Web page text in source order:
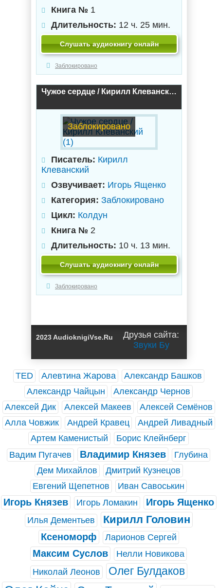
Книга № 1
Длительность: 12 ч. 25 мин.
Слушать аудиокнигу онлайн
Заблокировано
Чужое сердце / Кирилл Клеванский (1)
Заблокировано
Писатель: Кирилл
Клеванский
Озвучивает: Игорь Ященко
Категория: Заблокировано
Цикл: Колдун
Книга № 2
Длительность: 10 ч. 13 мин.
Слушать аудиокнигу онлайн
Заблокировано
2023 AudioknigiVse.Ru
Друзья сайта:
Звуки Бу
TED Алевтина Жарова
Александр Башков
Александр Чайцын
Александр Чернов
Алексей Дик
Алексей Макеев
Алексей Семёнов
Алла Човжик
Андрей Кравец
Андрей Ливадный
Артем Каменистый
Борис Клейнберг
Вадим Пугачев
Владимир Князев
Глубина
Дем Михайлов
Дмитрий Кузнецов
Евгений Щепетнов
Иван Савоськин
Игорь Князев Игорь Ломакин Игорь Ященко
Илья Дементьев Кирилл Головин
Ксеноморф Ларионов Сергей
Максим Суслов
Нелли Новикова
Николай Леонов
Олег Булдаков